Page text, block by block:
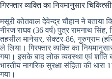
गिरफ्तार व्यक्ति का नियमानुसार
मसूरी कोतवाल देवेन्द्र चौहान ने बताया
नीरज राघव (36 वर्ष) पुत्र रामनाथ सिंह,
तहसील मानेसर, सेक्टर-86, गुरुग्राम
ले लिया। गिरफ्तार व्यक्ति का
गया। इसके बाद लोक व्यवस्था एवं
भारतीय नागरिक सुरक्षा संहिता की
गया।